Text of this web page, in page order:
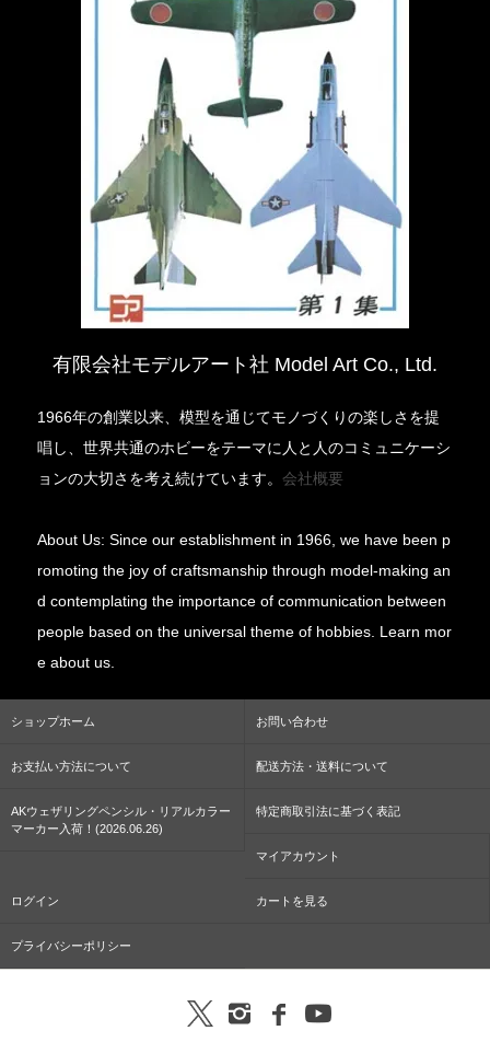
有限会社モデルアート社 Model Art Co., Ltd.
1966年の創業以来、模型を通じてモノづくりの楽しさを提
唱し、世界共通のホビーをテーマに人と人のコミュニケーシ
ョンの大切さを考え続けています。会社概要
About Us: Since our establishment in 1966, we have been p
romoting the joy of craftsmanship through model-making an
d contemplating the importance of communication between
people based on the universal theme of hobbies. Learn mor
e about us.
ショップホーム お問い合わせ
お支払い方法について 配送方法・送料について
AKウェザリングペンシル・リアルカラー
マーカー入荷！(2026.06.26)
特定商取引法に基づく表記
マイアカウント
ログイン カートを見る
プライバシーポリシー